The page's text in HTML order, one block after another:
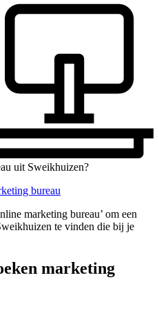
uit Sweikhuizen?
bureau
marketing bureau’ om een
te vinden die bij je
marketing